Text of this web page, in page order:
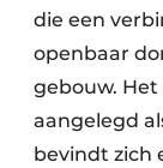
die een
openbaar
gebouw.
aangelegd
bevindt zich